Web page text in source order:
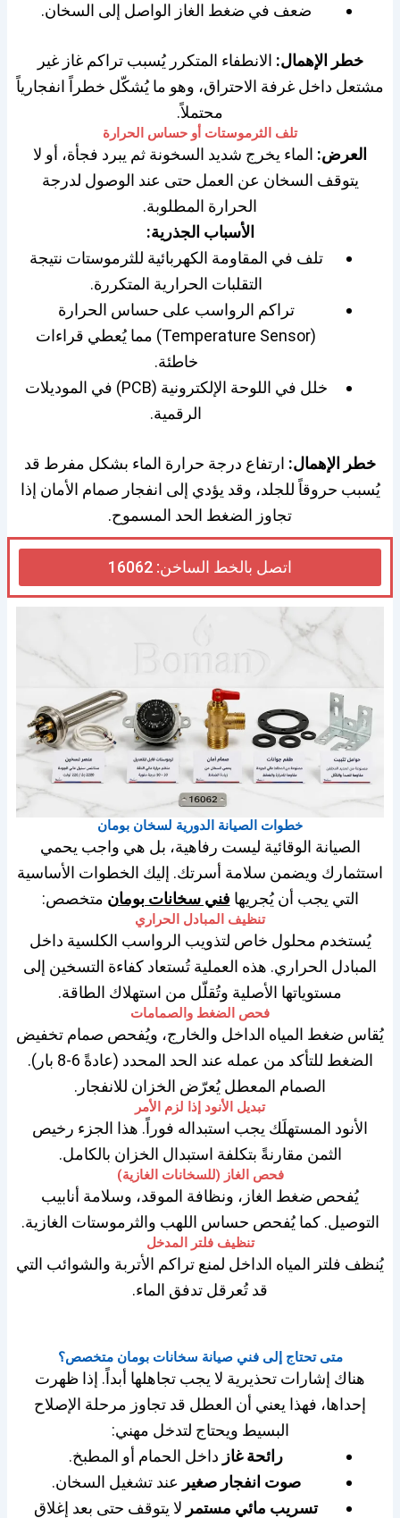
ضعف في ضغط الغاز الواصل إلى السخان.
خطر الإهمال: الانطفاء المتكرر يُسبب تراكم غاز غير
مشتعل داخل غرفة الاحتراق، وهو ما يُشكّل خطراً انفجارياً
محتملاً.
تلف الثرموستات أو حساس الحرارة
العرض: الماء يخرج شديد السخونة ثم يبرد فجأة، أو لا
يتوقف السخان عن العمل حتى عند الوصول لدرجة
الحرارة المطلوبة.
الأسباب الجذرية:
تلف في المقاومة الكهربائية للثرموستات نتيجة
التقلبات الحرارية المتكررة.
تراكم الرواسب على حساس الحرارة
(Temperature Sensor) مما يُعطي قراءات
خاطئة.
خلل في اللوحة الإلكترونية (PCB) في الموديلات
الرقمية.
خطر الإهمال: ارتفاع درجة حرارة الماء بشكل مفرط قد
يُسبب حروقاً للجلد، وقد يؤدي إلى انفجار صمام الأمان إذا
تجاوز الضغط الحد المسموح.
اتصل بالخط الساخن: 16062
خطوات الصيانة الدورية لسخان بومان
الصيانة الوقائية ليست رفاهية، بل هي واجب يحمي
استثمارك ويضمن سلامة أسرتك. إليك الخطوات الأساسية
التي يجب أن يُجريها فني سخانات بومان متخصص:
تنظيف المبادل الحراري
يُستخدم محلول خاص لتذويب الرواسب الكلسية داخل
المبادل الحراري. هذه العملية تُستعاد كفاءة التسخين إلى
مستوياتها الأصلية وتُقلّل من استهلاك الطاقة.
فحص الضغط والصمامات
يُقاس ضغط المياه الداخل والخارج، ويُفحص صمام تخفيض
الضغط للتأكد من عمله عند الحد المحدد (عادةً 6-8 بار).
الصمام المعطل يُعرّض الخزان للانفجار.
تبديل الأنود إذا لزم الأمر
الأنود المستهلَك يجب استبداله فوراً. هذا الجزء رخيص
الثمن مقارنةً بتكلفة استبدال الخزان بالكامل.
فحص الغاز (للسخانات الغازية)
يُفحص ضغط الغاز، ونظافة الموقد، وسلامة أنابيب
التوصيل. كما يُفحص حساس اللهب والثرموستات الغازية.
تنظيف فلتر المدخل
يُنظف فلتر المياه الداخل لمنع تراكم الأتربة والشوائب التي
قد تُعرقل تدفق الماء.
متى تحتاج إلى فني صيانة سخانات بومان متخصص؟
هناك إشارات تحذيرية لا يجب تجاهلها أبداً. إذا ظهرت
إحداها، فهذا يعني أن العطل قد تجاوز مرحلة الإصلاح
البسيط ويحتاج لتدخل مهني:
رائحة غاز داخل الحمام أو المطبخ.
صوت انفجار صغير عند تشغيل السخان.
تسريب مائي مستمر لا يتوقف حتى بعد إغلاق